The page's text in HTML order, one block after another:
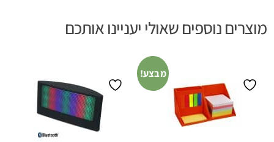
מוצרים נוספים שאולי יעניינו אותכם
מבצע!